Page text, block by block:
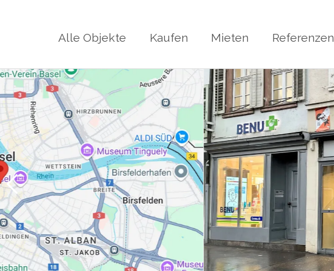
Alle Objekte Kaufen Mieten Referenzen